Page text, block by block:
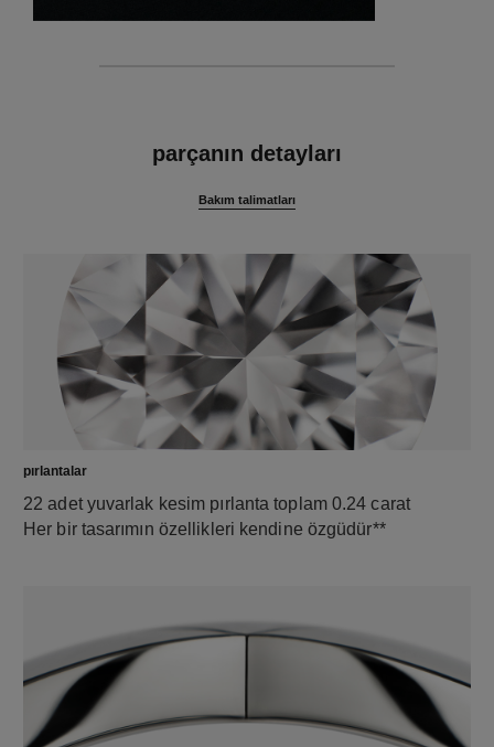
parçanın detayları
Bakım talimatları
pırlantalar
22 adet yuvarlak kesim pırlanta toplam 0.24 carat
Her bir tasarımın özellikleri kendine özgüdür**